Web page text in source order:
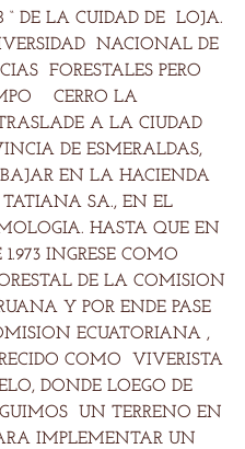
DE LA CUIDAD DE LOJA.
NACIONAL DE
FORESTALES PERO
CERRO LA
A LA CIUDAD
DE ESMERALDAS,
EN LA HACIENDA
SA., EN EL
HASTA QUE EN
1.973 INGRESE COMO
DE LA COMISION
Y POR ENDE PASE
ECUATORIANA ,
COMO VIVERISTA
DONDE LOEGO DE
UN TERRENO EN
IMPLEMENTAR UN